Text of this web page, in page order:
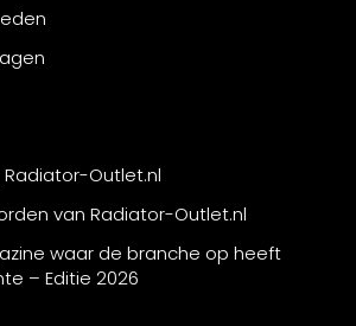
Outlet.nl
van Radiator-Outlet.nl
waar de branche op heeft
– Editie 2026